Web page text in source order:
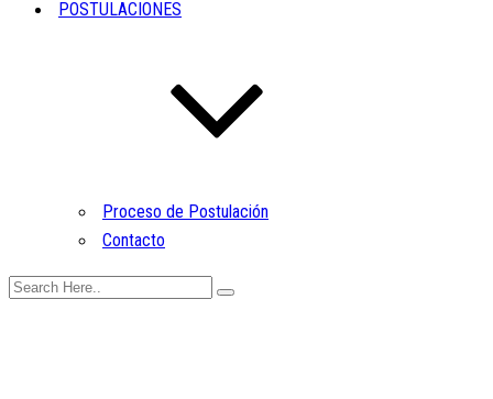
POSTULACIONES
Proceso de Postulación
Contacto